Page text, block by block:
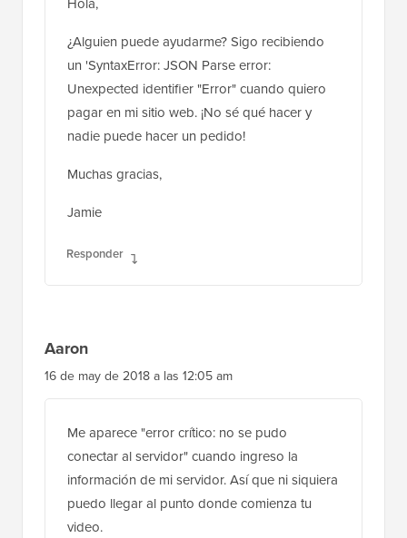
¿Alguien puede ayudarme? Sigo recibiendo
un 'SyntaxError: JSON Parse error:
Unexpected identifier "Error" cuando quiero
pagar en mi sitio web. ¡No sé qué hacer y
nadie puede hacer un pedido!
Muchas gracias,
Jamie
Responder
Aaron
16 de may de 2018 a las 12:05 am
Me aparece "error crítico: no se pudo
conectar al servidor" cuando ingreso la
información de mi servidor. Así que ni siquiera
puedo llegar al punto donde comienza tu
video.